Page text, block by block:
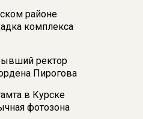
районе
комплекса
ректор
Пирогова
в Курске
фотозона